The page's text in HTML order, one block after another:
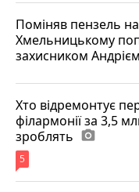
Поміняв пензель
Хмельницькому
захисником
Хто відремонтує
філармонії за 3,5
зроблять photo_camera
5